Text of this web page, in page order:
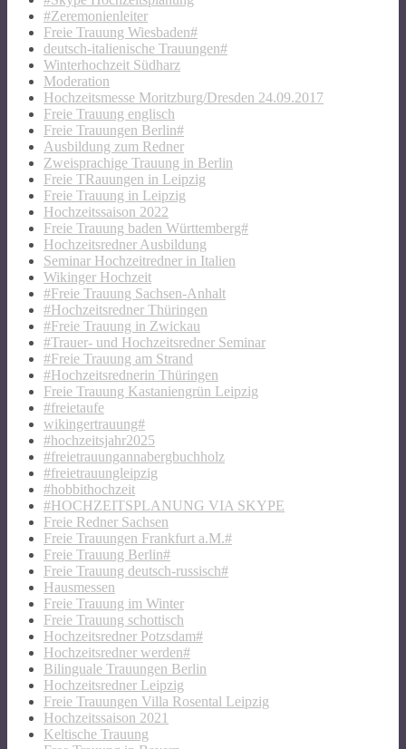
#Zeremonienleiter
Freie Trauung Wiesbaden#
deutsch-italienische Trauungen#
Winterhochzeit Südharz
Moderation
Hochzeitsmesse Moritzburg/Dresden 24.09.2017
Freie Trauung englisch
Freie Trauungen Berlin#
Ausbildung zum Redner
Zweisprachige Trauung in Berlin
Freie TRauungen in Leipzig
Freie Trauung in Leipzig
Hochzeitssaison 2022
Freie Trauung baden Württemberg#
Hochzeitsredner Ausbildung
Seminar Hochzeitredner in Italien
Wikinger Hochzeit
#Freie Trauung Sachsen-Anhalt
#Hochzeitsredner Thüringen
#Freie Trauung in Zwickau
#Trauer- und Hochzeitsredner Seminar
#Freie Trauung am Strand
#Hochzeitsrednerin Thüringen
Freie Trauung Kastaniengrün Leipzig
#freietaufe
wikingertrauung#
#hochzeitsjahr2025
#freietrauungannabergbuchholz
#freietrauungleipzig
#hobbithochzeit
#HOCHZEITSPLANUNG VIA SKYPE
Freie Redner Sachsen
Freie Trauungen Frankfurt a.M.#
Freie Trauung Berlin#
Freie Trauung deutsch-russisch#
Hausmessen
Freie Trauung im Winter
Freie Trauung schottisch
Hochzeitsredner Potzsdam#
Hochzeitsredner werden#
Bilinguale Trauungen Berlin
Hochzeitsredner Leipzig
Freie Trauungen Villa Rosental Leipzig
Hochzeitssaison 2021
Keltische Trauung